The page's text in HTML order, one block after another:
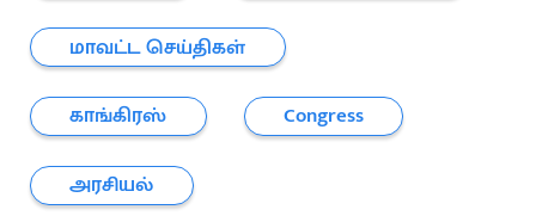
மாவட்ட செய்திகள்
காங்கிரஸ்
Congress
அரசியல்